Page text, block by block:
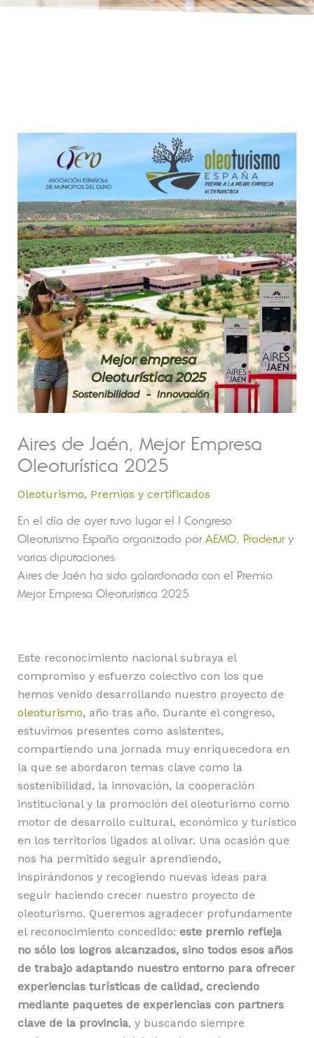
Aires de Jaén, Mejor Empresa
Oleoturística 2025
Oleoturismo, Premios y certificados
En el día de ayer tuvo lugar el I Congreso
Oleoturismo España organizado por AEMO, Prodetury
varias diputaciones
Aires de Jaén ha sido galardonada con el Premio
Mejor Empresa Oleoturística 2025
Este reconocimiento nacional subraya el
compromiso y esfuerzo colectivo con los que
hemos venido desarrollando nuestro proyecto de
oleoturismo, año tras año. Durante el congreso,
estuvimos presentes como asistentes,
compartiendo una jornada muy enriquecedora en
la que se abordaron temas clave como la
sostenibilidad, la innovación, la cooperación
institucional y la promoción del oleoturismo como
motor de desarrollo cultural, económico y turístico
en los territorios ligados al olivar. Una ocasión que
nos ha permitido seguir aprendiendo,
inspirándonos y recogiendo nuevas ideas para
seguir haciendo crecer nuestro proyecto de
oleoturismo. Queremos agradecer profundamente
el reconocimiento concedido: este premio refleja
no sólo los logros alcanzados, sino todos esos años
de trabajo adaptando nuestro entorno para ofrecer
experiencias turísticas de calidad, creciendo
mediante paquetes de experiencias con partners
clave de la provincia, y buscando siempre